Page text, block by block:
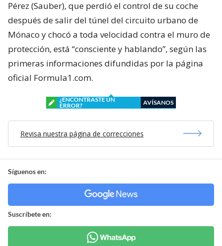
Pérez (Sauber), que perdió el control de su coche
después de salir del túnel del circuito urbano de
Mónaco y chocó a toda velocidad contra el muro de
protección, está “consciente y hablando”, según las
primeras informaciones difundidas por la página
oficial Formula1.com.
¿ENCONTRASTE UN
ERROR?
AVÍSANOS
Revisa nuestra página de correcciones
Síguenos en:
Suscríbete en: